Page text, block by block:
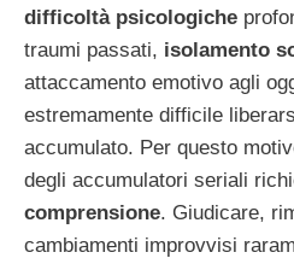
difficoltà psicologiche
traumi passati, isolamento
attaccamento emotivo agli
estremamente difficile
accumulato. Per questo
degli accumulatori seriali
comprensione. Giudicare,
cambiamenti improvvisi